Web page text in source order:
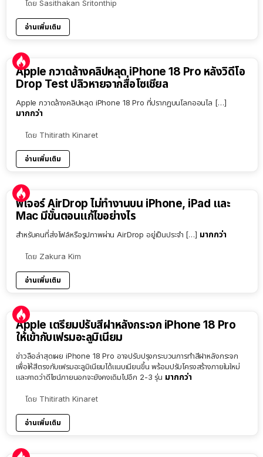
โดย Sasithakan Sritonthip
อ่านเพิ่มเติม
Apple กวาดล้างคลิปหลุด iPhone 18 Pro หลังวิดีโอ
Drop Test ปลิวหายจากสื่อโซเชียล
Apple กวาดล้างคลิปหลุด iPhone 18 Pro ที่ปรากฏบนโลกออนไล […]
มากกว่า
โดย Thitirath Kinaret
อ่านเพิ่มเติม
ฟีเจอร์ AirDrop ไม่ทำงานบน iPhone, iPad และ
Mac มีขั้นตอนแก้ไขอย่างไร
สำหรับคนที่ส่งไฟล์หรือรูปภาพผ่าน AirDrop อยู่เป็นประจำ […] มากกว่า
โดย Zakura Kim
อ่านเพิ่มเติม
Apple เตรียมปรับสีฝาหลังกระจก iPhone 18 Pro
ให้เข้ากับเฟรมอะลูมิเนียม
ข่าวลือล่าสุดเผย iPhone 18 Pro อาจปรับปรุงกระบวนการทำสีฝาหลังกระจก
เพื่อให้สีตรงกับเฟรมอะลูมิเนียมได้แนบเนียนขึ้น พร้อมปรับโครงสร้างภายในใหม่
และคาดว่าดีไซน์ภายนอกจะยังคงเดิมไปอีก 2-3 รุ่น มากกว่า
โดย Thitirath Kinaret
อ่านเพิ่มเติม